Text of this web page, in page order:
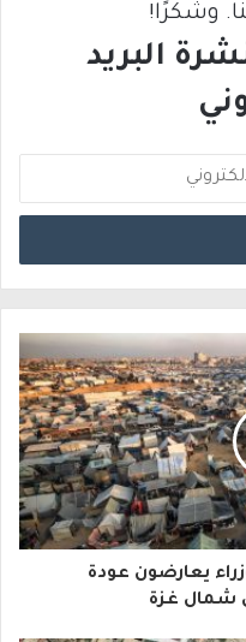
وشكرًا!
البريد
يعارضون عودة
شمال غزة